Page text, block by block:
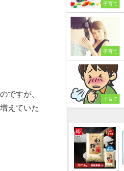
ですが、
えていた
子育て
子育て
子育て